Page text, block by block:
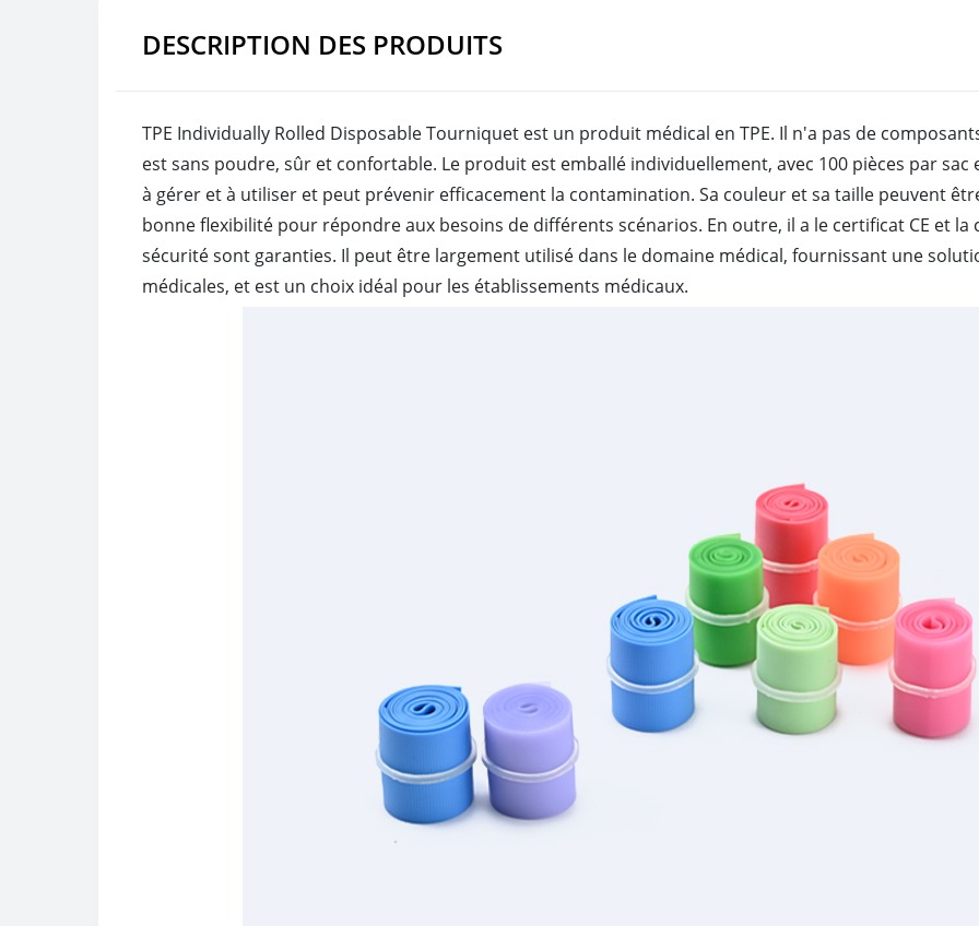
DESCRIPTION DES PRODUITS
TPE Individually Rolled Disposable Tourniquet est un produit médical en TPE. Il n'a pas de
est sans poudre, sûr et confortable. Le produit est emballé individuellement, avec 100 pièces par sac
à gérer et à utiliser et peut prévenir efficacement la contamination. Sa couleur et sa taille peuvent
bonne flexibilité pour répondre aux besoins de différents scénarios. En outre, il a le certificat CE et la
sécurité sont garanties. Il peut être largement utilisé dans le domaine médical, fournissant une
médicales, et est un choix idéal pour les établissements médicaux.